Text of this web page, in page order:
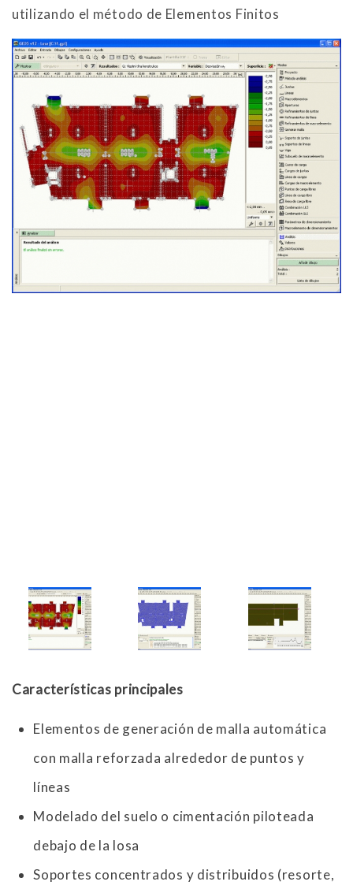
utilizando el método de Elementos Finitos
Características principales
Elementos de generación de malla automática
con malla reforzada alrededor de puntos y
líneas
Modelado del suelo o cimentación piloteada
debajo de la losa
Soportes concentrados y distribuidos (resorte,